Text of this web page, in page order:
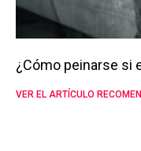
¿Cómo peinarse si
VER EL ARTÍCULO